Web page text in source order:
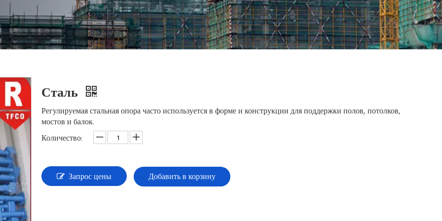
Сталь
Регулируемая стальная опора часто используется в форме и конструкции для поддержки полов, потолков,
мостов и балок.
Количество:
Запрос цены Добавить в корзину